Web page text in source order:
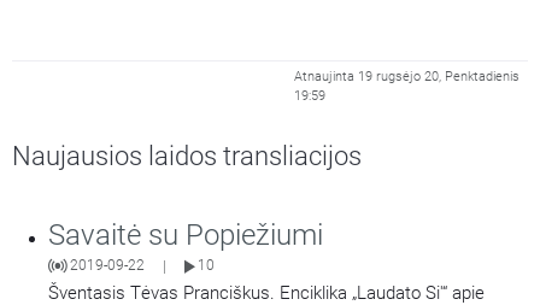
Atnaujinta 19 rugsėjo 20, Penktadienis
19:59
Naujausios laidos transliacijos
Savaitė su Popiežiumi
2019-09-22 10
Šventasis Tėvas Pranciškus. Enciklika „Laudato Si'“ apie